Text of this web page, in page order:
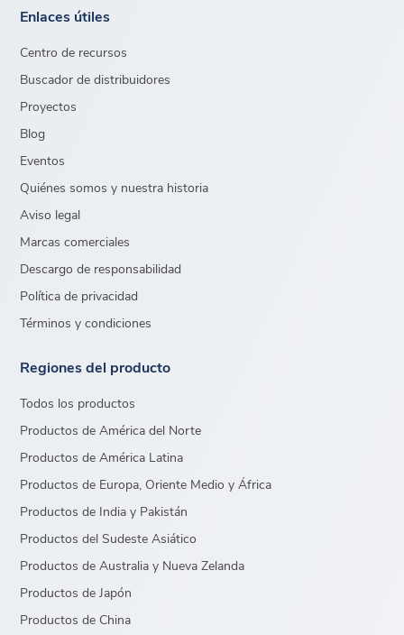
Enlaces útiles
Centro de recursos
Buscador de distribuidores
Proyectos
Blog
Eventos
Quiénes somos y nuestra historia
Aviso legal
Marcas comerciales
Descargo de responsabilidad
Política de privacidad
Términos y condiciones
Regiones del producto
Todos los productos
Productos de América del Norte
Productos de América Latina
Productos de Europa, Oriente Medio y África
Productos de India y Pakistán
Productos del Sudeste Asiático
Productos de Australia y Nueva Zelanda
Productos de Japón
Productos de China